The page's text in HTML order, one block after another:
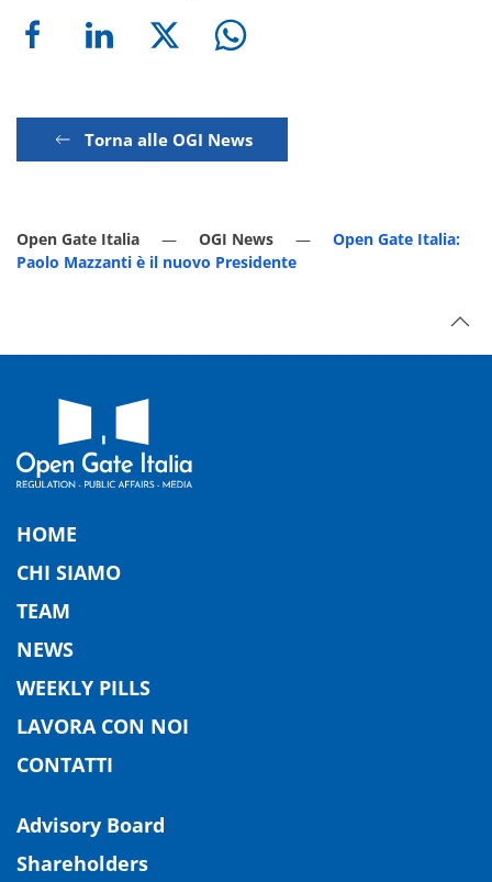
Torna alle OGI News
Open Gate Italia OGI News
Open Gate Italia:
Paolo Mazzanti è il nuovo Presidente
HOME
CHI SIAMO
TEAM
NEWS
WEEKLY PILLS
LAVORA CON NOI
CONTATTI
Advisory Board
Shareholders